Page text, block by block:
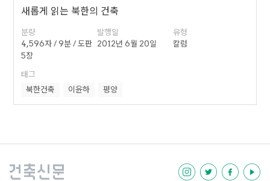
새롭게 읽는 북한의 건축
분량
4,596자 / 9분 / 도판
5장
발행일
2012년 6월 20일
유형
칼럼
태그
북한건축
이윤하 평양